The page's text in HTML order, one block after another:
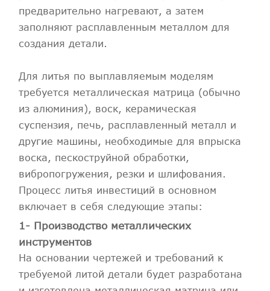
предварительно нагревают, а затем
заполняют расплавленным металлом для
создания детали.
Для литья по выплавляемым моделям
требуется металлическая матрица (обычно
из алюминия), воск, керамическая
суспензия, печь, расплавленный металл и
другие машины, необходимые для впрыска
воска, пескоструйной обработки,
вибропогружения, резки и шлифования.
Процесс литья инвестиций в основном
включает в себя следующие этапы:
1- Производство металлических
инструментов
На основании чертежей и требований к
требуемой литой детали будет разработана